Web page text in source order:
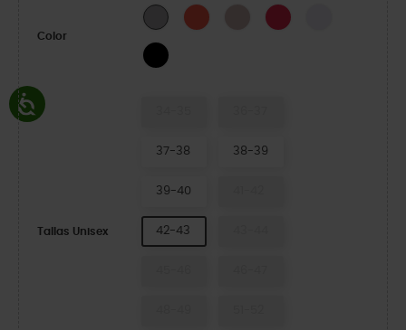
Color
Silver GlitterCherry RedQuartz GlitterDigital Raspberry GL
Black Glitter
Tallas Unisex
37-38 38-39
39-40
42-43